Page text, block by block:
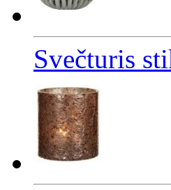
Svečturis